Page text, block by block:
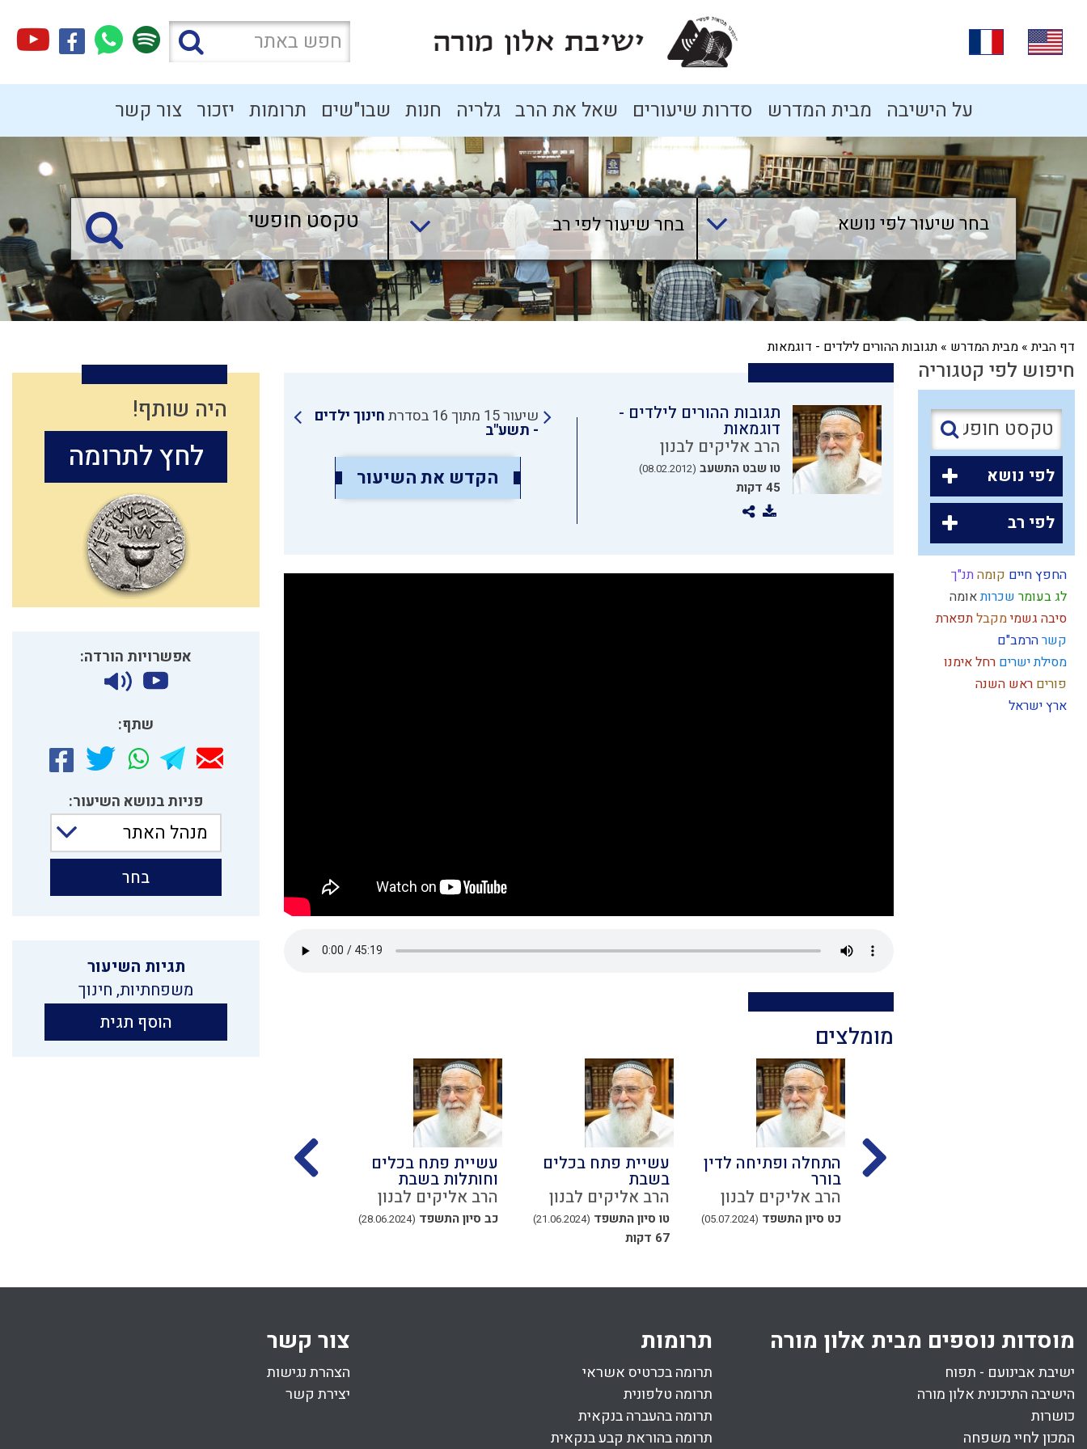
על הישיבה מבית המדרש סדרות שיעורים שאל את הרב גלריה חנות שבו"שים תרומות יזכור צור קשר
בחר שיעור לפי נושא
בחר שיעור לפי נושא בחר שיעור לפי רב
דף הבית» מבית המדרש » תגובות ההורים לילדים - דוגמאות
חיפוש לפי קטגוריה
לפי נושא
לפי רב
החפץ חיים קומה תנ"ך
לג בעומר שכרותאומה
סיבה גשמימקבלתפארת
קשרהרמב"ם
מסילת ישרים רחל אימנו
פורים ראש השנה
ארץ ישראל
תגובות ההורים לילדים -
דוגמאות
הרב אליקים לבנון
טו שבט התשעב (08.02.2012)
45 דקות
שיעור 15 מתוך 16 בסדרת חינוך ילדים
- תשע"ב
הקדש את השיעור
מומלצים
התחלה ופתיחה לדין
בורר
הרב אליקים לבנון
כט סיון התשפד (05.07.2024)
עשיית פתח בכלים
בשבת
הרב אליקים לבנון
טו סיון התשפד (21.06.2024)
67 דקות
עשיית פתח בכלים
וחותלות בשבת
הרב אליקים לבנון
כב סיון התשפד (28.06.2024)
מלאכת בונה
הרב אליקים לבנון
היה שותף!
לחץ לתרומה
אפשרויות הורדה:
שתף:
פניות בנושא השיעור:
מנהל האתר
בחר
תגיות השיעור
משפחתיות, חינוך
הוסף תגית
מוסדות נוספים מבית אלון מורה
ישיבת אבינועם - תפוח
הישיבה התיכונית אלון מורה
כושרות
המכון לחיי משפחה
תרומות
תרומה בכרטיס אשראי
תרומה טלפונית
תרומה בהעברה בנקאית
תרומה בהוראת קבע בנקאית
צור קשר
הצהרת נגישות
יצירת קשר